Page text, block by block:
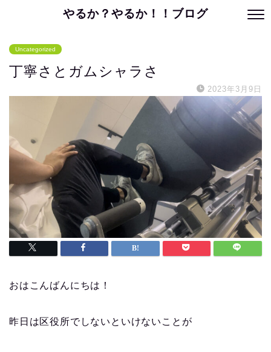
やるか？やるか！！ブログ
Uncategorized
丁寧さとガムシャラさ
2023年3月9日
おはこんばんにちは！
昨日は区役所でしないといけないことが